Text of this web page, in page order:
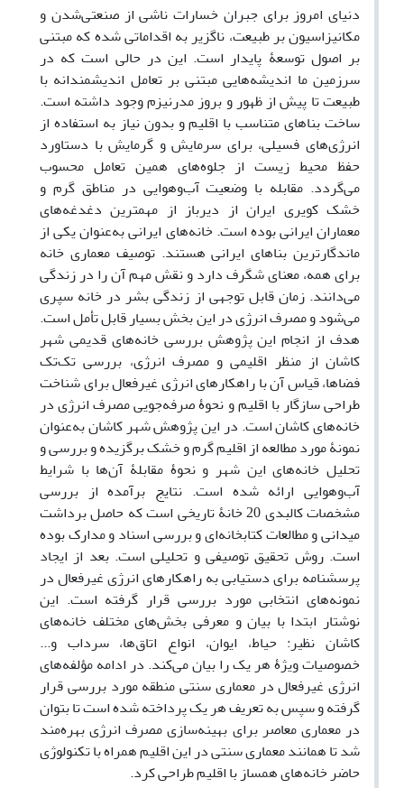
دنیای امروز برای جبران خسارات ناشی از صنعتی‌شدن و
مکانیزاسیون بر طبیعت، ناگزیر به اقداماتی شده که مبتنی
بر اصول توسعۀ پایدار است. این در حالی است که در
سرزمین ما اندیشه‌هایی مبتنی بر تعامل اندیشمندانه با
طبیعت تا پیش از ظهور و بروز مدرنیزم وجود داشته است.
ساخت بناهای متناسب با اقلیم و بدون نیاز به استفاده از
انرژی‌های فسیلی، برای سرمایش و گرمایش با دستاورد
حفظ محیط زیست از جلوه‌های همین تعامل محسوب
می‌گردد. مقابله با وضعیت آب‌وهوایی در مناطق گرم و
خشک کویری ایران از دیرباز از مهمترین دغدغه‌های
معماران ایرانی بوده است. خانه‌های ایرانی به‌عنوان یکی از
ماندگارترین بناهای ایرانی هستند. توصیف معماری خانه
برای همه، معنای شگرف دارد و نقش مهم آن را در زندگی
می‌دانند. زمان قابل توجهی از زندگی بشر در خانه سپری
می‌شود و مصرف انرژی در این بخش بسیار قابل تأمل است.
هدف از انجام این پژوهش بررسی خانه‌های قدیمی شهر
کاشان از منظر اقلیمی و مصرف انرژی، بررسی تک‌تک
فضاها، قیاس آن با راهکارهای انرژی غیرفعال برای شناخت
طراحی سازگار با اقلیم و نحوۀ صرفه‌جویی مصرف انرژی در
خانه‌های کاشان است. در این پژوهش شهر کاشان به‌عنوان
نمونۀ مورد مطالعه از اقلیم گرم و خشک برگزیده و بررسی و
تحلیل خانه‌های این شهر و نحوۀ مقابلۀ آن‌ها با شرایط
آب‌وهوایی ارائه شده است. نتایج برآمده از بررسی
مشخصات کالبدی 20 خانۀ تاریخی است که حاصل برداشت
میدانی و مطالعات کتابخانه‌ای و بررسی اسناد و مدارک بوده
است. روش تحقیق توصیفی و تحلیلی است. بعد از ایجاد
پرسشنامه برای دستیابی به راهکارهای انرژی غیرفعال در
نمونه‌های انتخابی مورد بررسی قرار گرفته است. این
نوشتار ابتدا با بیان و معرفی بخش‌های مختلف خانه‌های
کاشان نظیر: حیاط، ایوان، انواع اتاق‌ها، سرداب و...
خصوصیات ویژۀ هر یک را بیان می‌کند. در ادامه مؤلفه‌های
انرژی غیرفعال در معماری سنتی منطقه مورد بررسی قرار
گرفته و سپس به تعریف هر یک پرداخته شده است تا بتوان
در معماری معاصر برای بهینه‌سازی مصرف انرژی بهره‌مند
شد تا همانند معماری سنتی در این اقلیم همراه با تکنولوژی
حاضر خانه‌های همساز با اقلیم طراحی کرد.